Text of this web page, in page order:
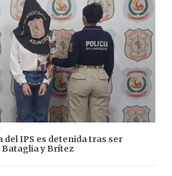
del IPS es detenida tras ser
y Brítez